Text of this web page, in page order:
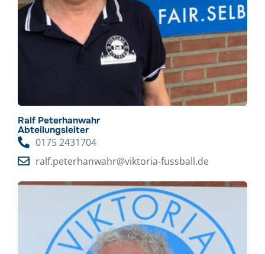
Ralf Peterhanwahr
Abteilungsleiter
0175 2431704
ralf.peterhanwahr@viktoria-fussball.de